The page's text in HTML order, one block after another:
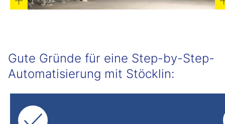
Gute Gründe für eine Step-by-Step-
Automatisierung mit Stöcklin: